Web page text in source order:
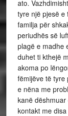
ato.
tyre një pjesë e
familja për
periudhës së
plagë e madhe
duhet ti kthejë
akoma po
fëmijëve të tyre
e nëna me
kanë
kontakt me